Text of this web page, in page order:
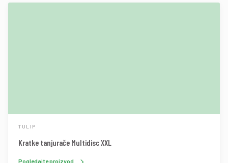
TULIP
Kratke tanjurače Multidisc XXL
Pogledajte proizvod